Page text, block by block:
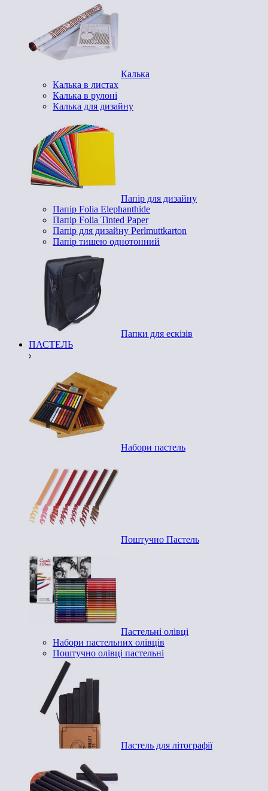
Калька
Калька в листах
Калька в рулоні
Калька для дизайну
Папір для дизайну
Папір Folia Elephanthide
Папір Folia Tinted Paper
Папір для дизайну Perlmuttkarton
Папір тишею однотонний
Папки для ескізів
ПАСТЕЛЬ
Набори пастель
Поштучно Пастель
Пастельні олівці
Набори пастельних олівців
Поштучно олівці пастельні
Пастель для літографії